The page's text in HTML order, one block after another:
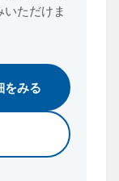
ただけま
をみる